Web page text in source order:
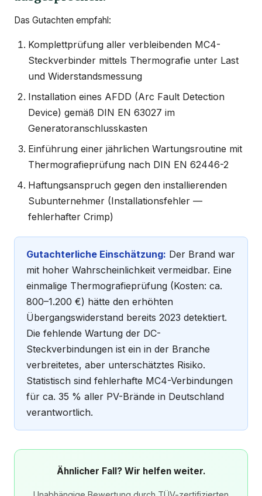
Das Gutachten empfahl:
Komplettprüfung aller verbleibenden MC4-
Steckverbinder mittels Thermografie unter Last
und Widerstandsmessung
Installation eines AFDD (Arc Fault Detection
Device) gemäß DIN EN 63027 im
Generatoranschlusskasten
Einführung einer jährlichen Wartungsroutine mit
Thermografieprüfung nach DIN EN 62446-2
Haftungsanspruch gegen den installierenden
Subunternehmer (Installationsfehler —
fehlerhafter Crimp)
Gutachterliche Einschätzung: Der Brand war
mit hoher Wahrscheinlichkeit vermeidbar. Eine
einmalige Thermografieprüfung (Kosten: ca.
800–1.200 €) hätte den erhöhten
Übergangswiderstand bereits 2023 detektiert.
Die fehlende Wartung der DC-
Steckverbindungen ist ein in der Branche
verbreitetes, aber unterschätztes Risiko.
Statistisch sind fehlerhafte MC4-Verbindungen
für ca. 35 % aller PV-Brände in Deutschland
verantwortlich.
Ähnlicher Fall? Wir helfen weiter.